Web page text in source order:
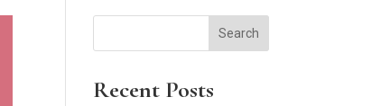
Search
Recent Posts